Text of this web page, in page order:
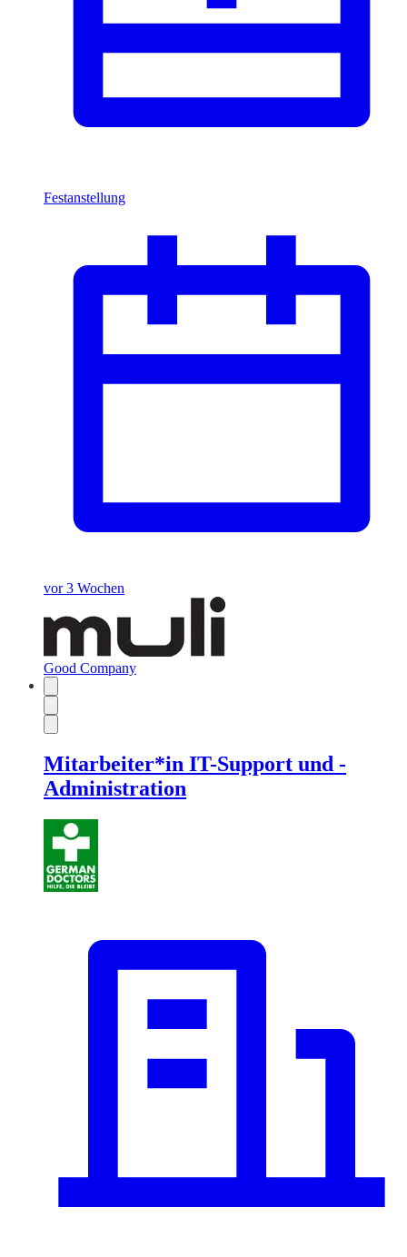
Festanstellung
vor 3 Wochen
Good Company
Mitarbeiter*in IT-Support und -
Administration